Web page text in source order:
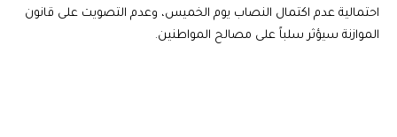
احتمالية عدم اكتمال النصاب يوم الخميس، وعدم التصويت على قانون
الموازنة سيؤثر سلباً على مصالح المواطنين.